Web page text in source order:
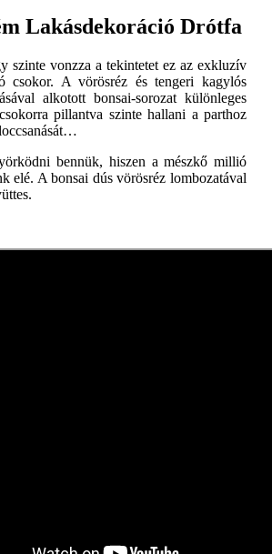
Lakásdekoráció Drótfa
szinte vonzza a tekintetet ez az exkluzív
csokor. A vörösréz és tengeri kagylós
alkotott bonsai-sorozat különleges
pillantva szinte hallani a parthoz
bennük, hiszen a mészkő millió
elé. A bonsai dús vörösréz lombozatával